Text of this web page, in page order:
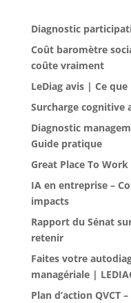
Diagnostic
Coût baromètre
coûte vraiment
LeDiag avis | Ce
Surcharge cognitive
Diagnostic
Guide pratique
Great Place To
IA en entreprise –
impacts
Rapport du Sénat
retenir
Faites votre
managériale |
Plan d’action QVCT